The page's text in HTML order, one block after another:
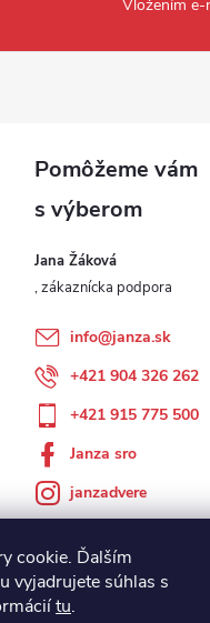
cookie. Ďalším
vyjadrujete súhlas s
tu.
Vložením e-
Jana Žáková
info@janza.sk
+421 904 326 262
+421 915 775 500
Janza sro
janzadvere